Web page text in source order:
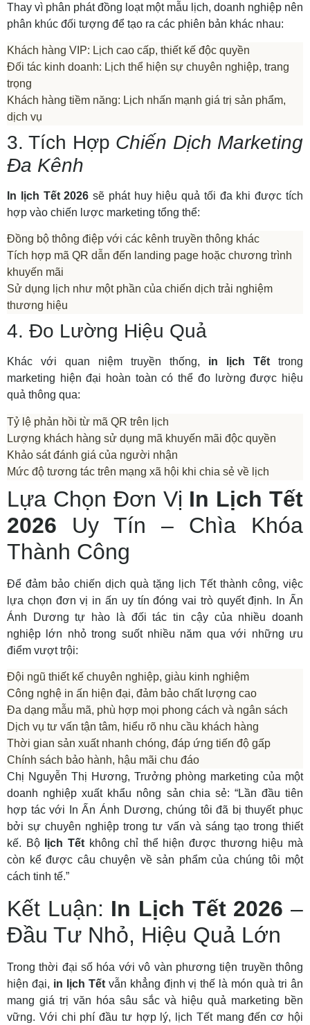
Thay vì phân phát đồng loạt một mẫu lịch, doanh nghiệp nên
phân khúc đối tượng để tạo ra các phiên bản khác nhau:
Khách hàng VIP: Lịch cao cấp, thiết kế độc quyền
Đối tác kinh doanh: Lịch thể hiện sự chuyên nghiệp, trang
trọng
Khách hàng tiềm năng: Lịch nhấn mạnh giá trị sản phẩm,
dịch vụ
3. Tích Hợp Chiến Dịch Marketing
Đa Kênh
In lịch Tết 2026 sẽ phát huy hiệu quả tối đa khi được tích
hợp vào chiến lược marketing tổng thể:
Đồng bộ thông điệp với các kênh truyền thông khác
Tích hợp mã QR dẫn đến landing page hoặc chương trình
khuyến mãi
Sử dụng lịch như một phần của chiến dịch trải nghiệm
thương hiệu
4. Đo Lường Hiệu Quả
Khác với quan niệm truyền thống, in lịch Tết trong
marketing hiện đại hoàn toàn có thể đo lường được hiệu
quả thông qua:
Tỷ lệ phản hồi từ mã QR trên lịch
Lượng khách hàng sử dụng mã khuyến mãi độc quyền
Khảo sát đánh giá của người nhận
Mức độ tương tác trên mạng xã hội khi chia sẻ về lịch
Lựa Chọn Đơn Vị In Lịch Tết
2026 Uy Tín – Chìa Khóa
Thành Công
Để đảm bảo chiến dịch quà tặng lịch Tết thành công, việc
lựa chọn đơn vị in ấn uy tín đóng vai trò quyết định. In Ấn
Ánh Dương tự hào là đối tác tin cậy của nhiều doanh
nghiệp lớn nhỏ trong suốt nhiều năm qua với những ưu
điểm vượt trội:
Đội ngũ thiết kế chuyên nghiệp, giàu kinh nghiệm
Công nghệ in ấn hiện đại, đảm bảo chất lượng cao
Đa dạng mẫu mã, phù hợp mọi phong cách và ngân sách
Dịch vụ tư vấn tận tâm, hiểu rõ nhu cầu khách hàng
Thời gian sản xuất nhanh chóng, đáp ứng tiến độ gấp
Chính sách bảo hành, hậu mãi chu đáo
Chị Nguyễn Thị Hương, Trưởng phòng marketing của một
doanh nghiệp xuất khẩu nông sản chia sẻ: “Lần đầu tiên
hợp tác với In Ấn Ánh Dương, chúng tôi đã bị thuyết phục
bởi sự chuyên nghiệp trong tư vấn và sáng tạo trong thiết
kế. Bộ
lịch Tếtkhông chỉ thể hiện được thương hiệu mà
còn kể được câu chuyện về sản phẩm của chúng tôi một
cách tinh tế.”
Kết Luận: In Lịch Tết 2026 –
Đầu Tư Nhỏ, Hiệu Quả Lớn
Trong thời đại số hóa với vô vàn phương tiện truyền thông
hiện đại, in lịch Tếtvẫn khẳng định vị thế là món quà tri ân
mang giá trị văn hóa sâu sắc và hiệu quả marketing bền
vững. Với chi phí đầu tư hợp lý, lịch Tết mang đến cơ hội